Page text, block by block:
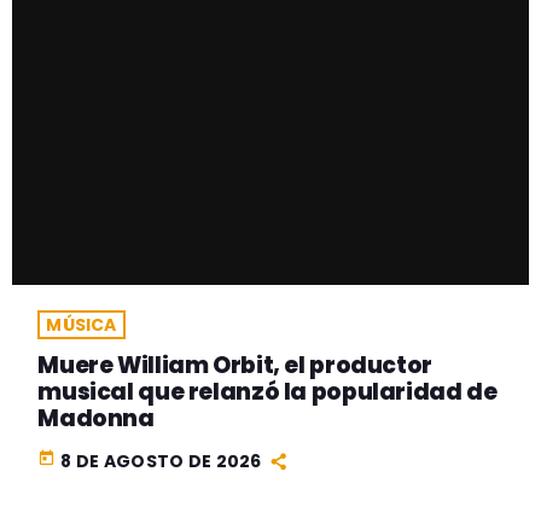
MÚSICA
Muere William Orbit, el productor
musical que relanzó la popularidad de
Madonna
today 8 DE AGOSTO DE 2026